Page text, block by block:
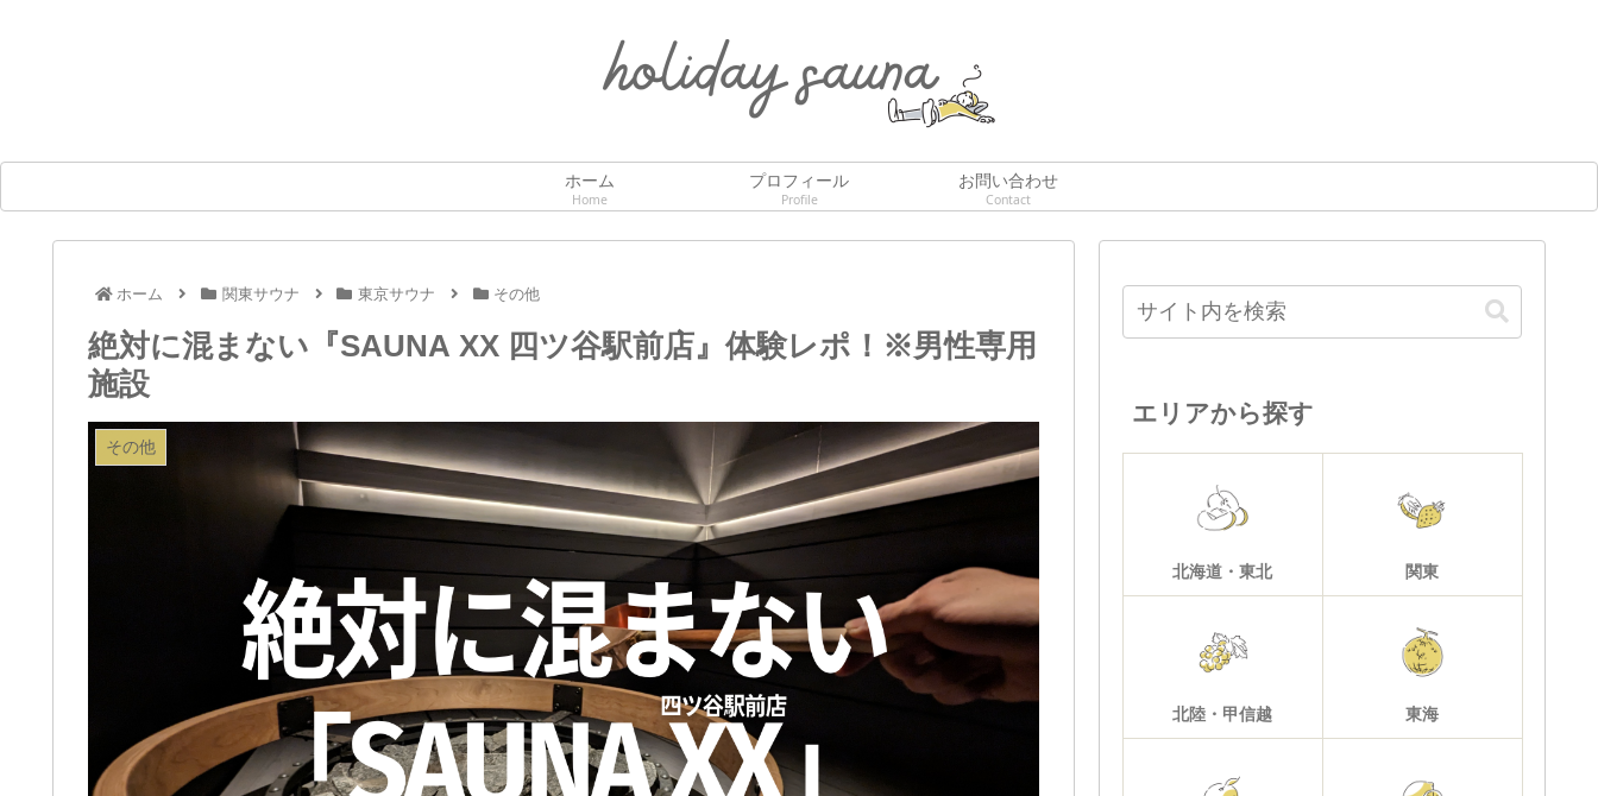
ホーム
Home
プロフィール
Profile
お問い合わせ
Contact
ホーム 関東サウナ 東京サウナ その他
絶対に混まない『SAUNA XX 四ツ谷駅前店』体験レポ！※男性専用
施設
その他
エリアから探す
北海道・東北 関東
北陸・甲信越 東海